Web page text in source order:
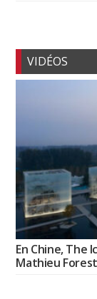
VIDÉOS
En Chine, The
Mathieu Forest